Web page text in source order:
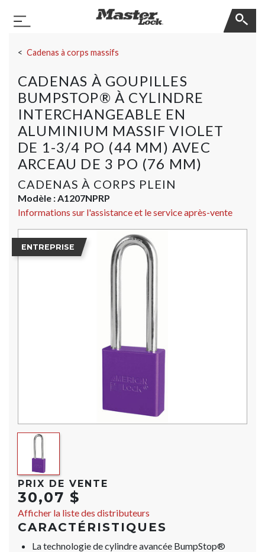
Basculer la navigation
Cadenas à corps massifs
CADENAS À GOUPILLES
BUMPSTOP® À CYLINDRE
INTERCHANGEABLE EN
ALUMINIUM MASSIF VIOLET
DE 1-3/4 PO (44 MM) AVEC
ARCEAU DE 3 PO (76 MM)
CADENAS À CORPS PLEIN
Modèle :A1207NPRP
Informations sur l'assistance et le service après-vente
ENTREPRISE
PRIX DE VENTE
30,07 $
Afficher la liste des distributeurs
CARACTÉRISTIQUES
La technologie de cylindre avancée BumpStop®